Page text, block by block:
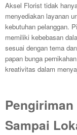
Aksel Florist tidak
menyediakan layanan
kebutuhan pelanggan.
memiliki kebebasan
sesuai dengan tema
papan bunga
kreativitas dalam
Sampai